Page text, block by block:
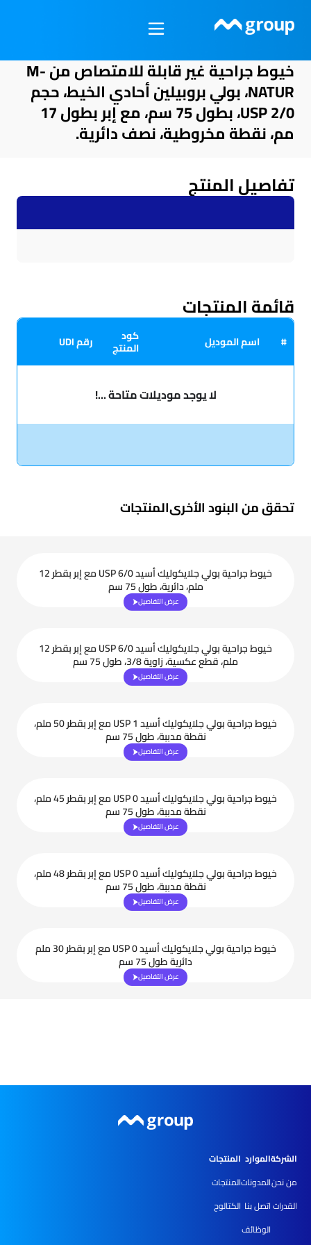
المحتوى
خيوط جراحية غير قابلة للامتصاص من M-
NATUR، بولي بروبيلين أحادي الخيط، حجم
USP 2/0، بطول 75 سم، مع إبر بطول 17
مم، نقطة مخروطية، نصف دائرية.
تفاصيل المنتج
قائمة المنتجات
# اسم الموديل كود
المنتج رقم UDI
لا يوجد موديلات متاحة ...!
تحقق من البنود الأخرىالمنتجات
خيوط جراحية بولي جلايكوليك أسيد USP 6/0 مع إبر بقطر 12
ملم، دائرية، طول 75 سم
عرض التفاصيل
خيوط جراحية بولي جلايكوليك أسيد USP 6/0 مع إبر بقطر 12
ملم، قطع عكسية، زاوية 3/8، طول 75 سم
عرض التفاصيل
خيوط جراحية بولي جلايكوليك أسيد USP 1 مع إبر بقطر 50 ملم،
نقطة مدببة، طول 75 سم
عرض التفاصيل
خيوط جراحية بولي جلايكوليك أسيد USP 0 مع إبر بقطر 45 ملم،
نقطة مدببة، طول 75 سم
عرض التفاصيل
خيوط جراحية بولي جلايكوليك أسيد USP 0 مع إبر بقطر 48 ملم،
نقطة مدببة، طول 75 سم
عرض التفاصيل
خيوط جراحية بولي جلايكوليك أسيد USP 0 مع إبر بقطر 30 ملم
دائرية طول 75 سم
عرض التفاصيل
الشركة
من نحن
القدرات
الموارد
المدونات
اتصل بنا
الوظائف
المنتجات
المنتجات
الكتالوج